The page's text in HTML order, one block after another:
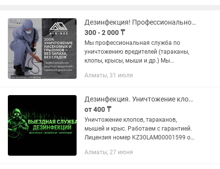
Дезинфекция! Профессиональное уничтожение тараканов, клопов, крыс, мышей.
300 - 2 000 ₸
Мы профессиональная служба по
уничтожению вредителей (тараканы,
клопы, крысы, мыши и др.) Мы
10 лет. Компания ALA-DEZ — это знак
Алматы, 31 июля
Дезинфекция. Уничтожение клопов, тараканов, мышей и крыс
от 400 ₸
Уничтожение клопов, тараканов,
мышей и крыс. Работаем с гарантией.
Лицензия номер KZ30LAM00001599 от
Департамент Сан-Эпид контроля
Алматы, 27 июня